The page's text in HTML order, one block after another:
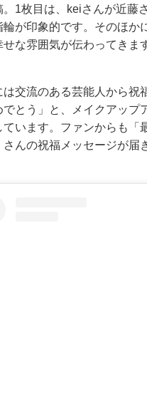
1枚目は、keiさんが近藤
輪が印象的です。そのほ
な雰囲気が伝わってきま
は交流のある芸能人から祝
とう」と、メイクアップ
ています。ファンからも
んの祝福メッセージが届